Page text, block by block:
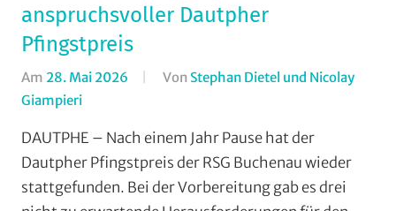
anspruchsvoller Dautpher
Pfingstpreis
Am 28. Mai 2026 Von Stephan Dietel und Nicolay
Giampieri
Jedermann,
Mit
Fotos,
DAUTPHE – Nach einem Jahr Pause hat der
Dautpher Pfingstpreis der RSG Buchenau wieder
stattgefunden. Bei der Vorbereitung gab es drei